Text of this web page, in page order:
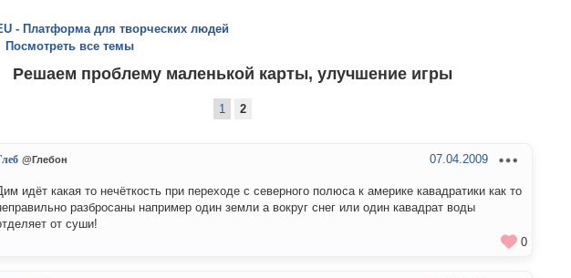
- Платформа для творческих людей
Посмотреть все темы
Решаем проблему маленькой карты, улучшение игры
1 2
@Глебон 07.04.2009
идёт какая то нечёткость при переходе с северного полюса к америке кавадратики как то
разбросаны например один земли а вокруг снег или один кавадрат воды
от суши!
0